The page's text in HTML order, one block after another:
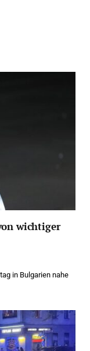
wichtiger
in Bulgarien nahe